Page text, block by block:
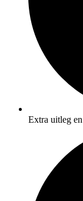
Extra uitleg